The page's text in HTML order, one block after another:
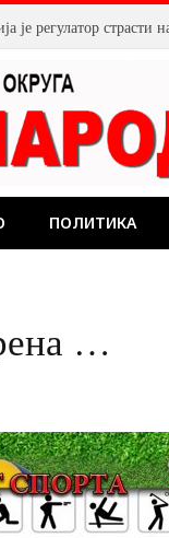
је регулатор страсти
ПОЛИТИКА
…